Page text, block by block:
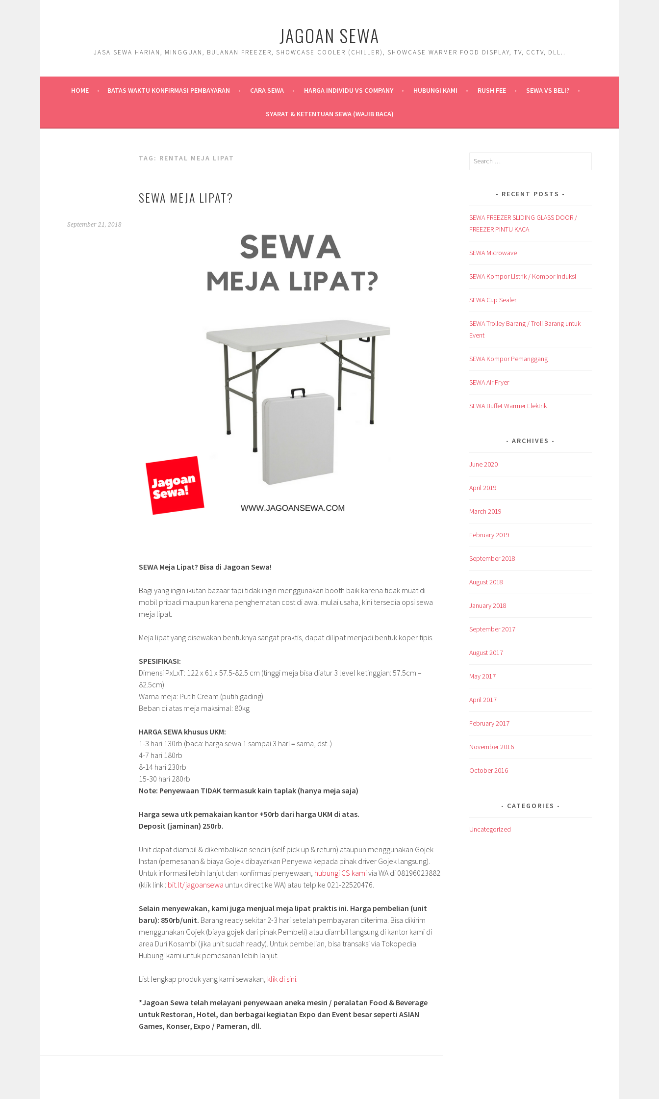
JAGOAN SEWA
JASA SEWA HARIAN, MINGGUAN, BULANAN FREEZER, SHOWCASE COOLER (CHILLER), SHOWCASE WARMER FOOD DISPLAY, TV, CCTV, DLL..
HOME BATAS WAKTU KONFIRMASI PEMBAYARAN CARA SEWA HARGA INDIVIDU VS COMPANY HUBUNGI KAMI RUSH FEE SEWA VS BELI?
SYARAT & KETENTUAN SEWA (WAJIB BACA)
TAG: RENTAL MEJA LIPAT
SEWA MEJA LIPAT?
September 21, 2018
SEWA Meja Lipat? Bisa di Jagoan Sewa!
Bagi yang ingin ikutan bazaar tapi tidak ingin menggunakan booth baik karena tidak muat di
mobil pribadi maupun karena penghematan cost di awal mulai usaha, kini tersedia opsi sewa
meja lipat.
Meja lipat yang disewakan bentuknya sangat praktis, dapat dilipat menjadi bentuk koper tipis.
SPESIFIKASI:
Dimensi PxLxT: 122 x 61 x 57.5-82.5 cm (tinggi meja bisa diatur 3 level ketinggian: 57.5cm –
82.5cm)
Warna meja: Putih Cream (putih gading)
Beban di atas meja maksimal: 80kg
HARGA SEWA khusus UKM:
1-3 hari 130rb (baca: harga sewa 1 sampai 3 hari = sama, dst..)
4-7 hari 180rb
8-14 hari 230rb
15-30 hari 280rb
Note: Penyewaan TIDAK termasuk kain taplak (hanya meja saja)
Harga sewa utk pemakaian kantor +50rb dari harga UKM di atas.
Deposit (jaminan) 250rb.
Unit dapat diambil & dikembalikan sendiri (self pick up & return) ataupun menggunakan Gojek
Instan (pemesanan & biaya Gojek dibayarkan Penyewa kepada pihak driver Gojek langsung).
Untuk informasi lebih lanjut dan konfirmasi penyewaan, hubungi CS kamivia WA di 08196023882
(klik link : bit.lt/jagoansewa untuk direct ke WA) atau telp ke 021-22520476.
Selain menyewakan, kami juga menjual meja lipat praktis ini. Harga pembelian (unit
baru): 850rb/unit. Barang ready sekitar 2-3 hari setelah pembayaran diterima. Bisa dikirim
menggunakan Gojek (biaya gojek dari pihak Pembeli) atau diambil langsung di kantor kami di
area Duri Kosambi (jika unit sudah ready). Untuk pembelian, bisa transaksi via Tokopedia.
Hubungi kami untuk pemesanan lebih lanjut.
List lengkap produk yang kami sewakan, klik di sini.
*Jagoan Sewa telah melayani penyewaan aneka mesin / peralatan Food & Beverage
untuk Restoran, Hotel, dan berbagai kegiatan Expo dan Event besar seperti ASIAN
Games, Konser, Expo / Pameran, dll.
Search
RECENT POSTS
SEWA FREEZER SLIDING GLASS DOOR /
FREEZER PINTU KACA
SEWA Microwave
SEWA Kompor Listrik / Kompor Induksi
SEWA Cup Sealer
SEWA Trolley Barang / Troli Barang untuk
Event
SEWA Kompor Pemanggang
SEWA Air Fryer
SEWA Buffet Warmer Elektrik
ARCHIVES
June 2020
April 2019
March 2019
February 2019
September 2018
August 2018
January 2018
September 2017
August 2017
May 2017
April 2017
February 2017
November 2016
October 2016
CATEGORIES
Uncategorized